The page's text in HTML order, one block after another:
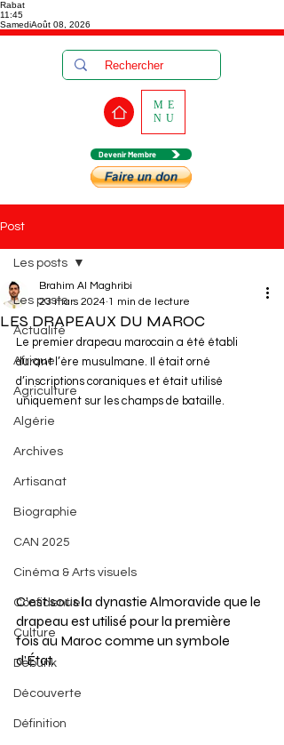
Rabat
11:45
SamediAoût 08, 2026
Devenir Membre
ME
NU
Post
Les posts
Actualité
Afrique
Agriculture
Algérie
Archives
Artisanat
Biographie
CAN 2025
Cinéma & Arts visuels
Confidentiel
Culture
Debunk
Découverte
Définition
Les posts
LES DRAPEAUX DU MAROC
Brahim Al Maghribi
23 mars 2024 1 min de lecture
Le premier drapeau marocain a été établi
durant l’ère musulmane. Il était orné
d’inscriptions coraniques et était utilisé
uniquement sur les champs de bataille.
C’est sous la dynastie Almoravide que le
drapeau est utilisé pour la première
fois au Maroc comme un symbole
d’État.